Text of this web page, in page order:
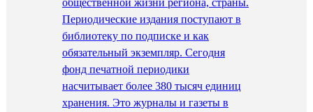
общественной жизни региона, страны.
Периодические издания поступают в
библиотеку по подписке и как
обязательный экземпляр. Сегодня
фонд печатной периодики
насчитывает более 380 тысяч единиц
хранения. Это журналы и газеты в